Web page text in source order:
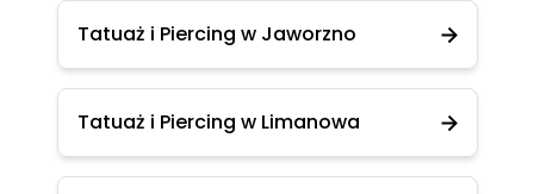
Tatuaż i Piercing w Jaworzno
Tatuaż i Piercing w Limanowa